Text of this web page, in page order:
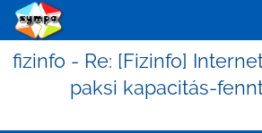
fizinfo - Re: [Fizinfo]
paksi kapacitás-